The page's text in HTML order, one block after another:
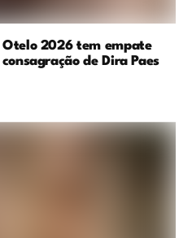
Otelo 2026 tem empate
de Dira Paes